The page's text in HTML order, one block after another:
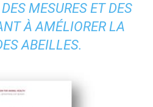
MESURES ET DES
À AMÉLIORER LA
ABEILLES.